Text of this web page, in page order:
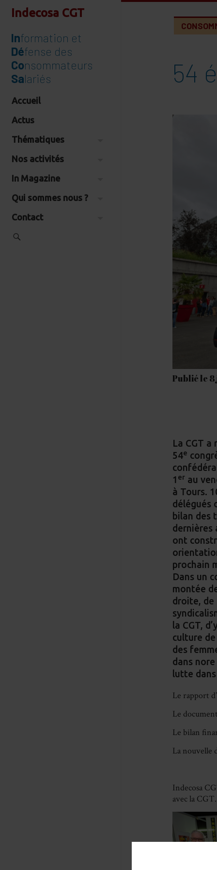
Indecosa CGT
Information et
Défense des
Consommateurs
Salariés
Accueil
Actus
Thématiques
Nos activités
In Magazine
Qui sommes nous ?
Contact
54
Publié le
La CGT a
54e
1 er au
à Tours.
délégués
bilan des
dernières
ont
prochain
Dans un
montée
droite, de
la CGT,
culture
des
dans
lutte
Le rapport
Le
Le bilan
La nouvelle
Indecosa
avec la CGT.